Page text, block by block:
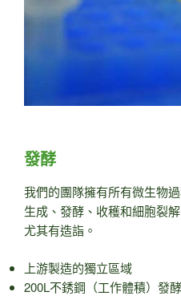
發酵
我們的團隊擁有所有微生物
生成、發酵、收穫和細胞裂
尤其有造詣。
上游製造的獨立區域
200L不銹鋼（工作體積）發